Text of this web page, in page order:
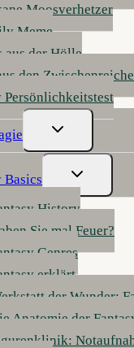
Moosverhetzer
Meme
aus der Hölle
den
Persönlichkeitstest
Untermenü
Umschalten
Basics
Untermenü
Umschalten
History
Sie mal Feuer?
Genres
erklärt
der Wunder:
Anatomie der